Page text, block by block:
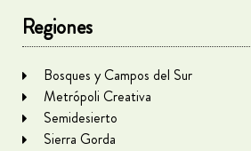
Regiones
Bosques y Campos del Sur
Metrópoli Creativa
Semidesierto
Sierra Gorda